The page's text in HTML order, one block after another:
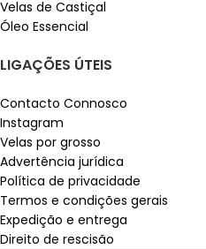
Velas de Castiçal
Óleo Essencial
LIGAÇÕES ÚTEIS
Contacto Connosco
Instagram
Velas por grosso
Advertência jurídica
Política de privacidade
Termos e condições gerais
Expedição e entrega
Direito de rescisão